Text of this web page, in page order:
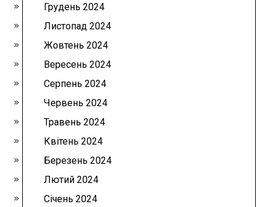
Грудень 2024
Листопад 2024
Жовтень 2024
Вересень 2024
Серпень 2024
Червень 2024
Травень 2024
Квітень 2024
Березень 2024
Лютий 2024
Січень 2024